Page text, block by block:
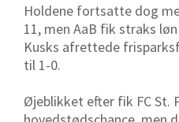
Holdene fortsatte dog
11, men AaB fik straks
Kusks afrettede
til 1-0.
Øjeblikket efter fik FC St.